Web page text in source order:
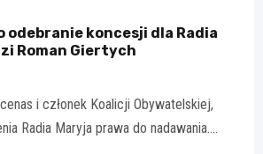
odebranie koncesji dla Radia
Roman Giertych
i członek Koalicji Obywatelskiej,
Radia Maryja prawa do nadawania.…